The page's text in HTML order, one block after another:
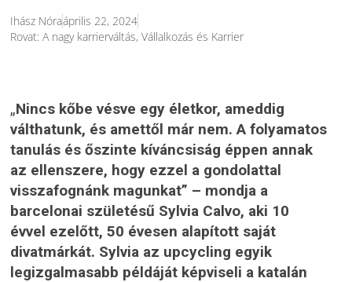
Ihász Nóraáprilis 22, 2024
Rovat:A nagy karrierváltás,Vállalkozás és Karrier
„Nincs kőbe vésve egy életkor, ameddig
válthatunk, és amettől már nem. A folyamatos
tanulás és őszinte kíváncsiság éppen annak
az ellenszere, hogy ezzel a gondolattal
visszafognánk magunkat” – mondja a
barcelonai születésű Sylvia Calvo, aki 10
évvel ezelőtt, 50 évesen alapított saját
divatmárkát. Sylvia az upcycling egyik
legizgalmasabb példáját képviseli a katalán